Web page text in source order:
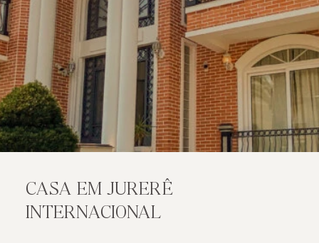
CASA EM JURERÊ
INTERNACIONAL